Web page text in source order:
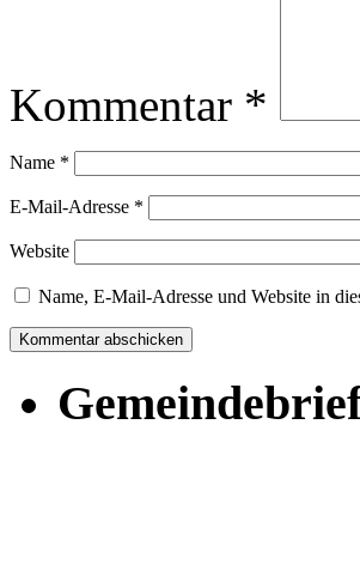
Kommentar *
Name *
E-Mail-Adresse *
Website
Name, E-Mail-Adresse und Website in